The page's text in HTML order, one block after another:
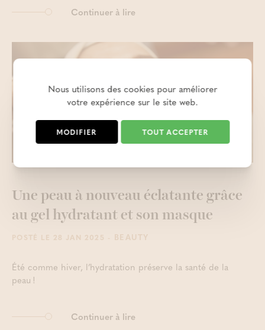
Continuer à lire
Une peau à nouveau éclatante grâce
au gel hydratant et son masque
POSTÉ LE 28 JAN 2025 - BEAUTY
Été comme hiver, l’hydratation préserve la santé de la
peau !
Continuer à lire
Nous utilisons des cookies pour améliorer
votre expérience sur le site web.
MODIFIER TOUT ACCEPTER